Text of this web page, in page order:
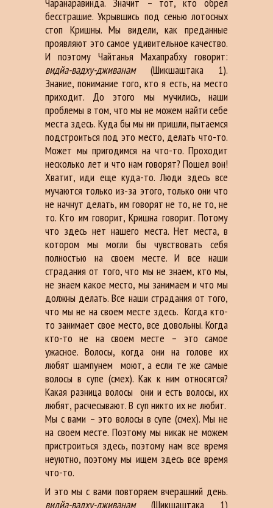
Чаранаравинда. Значит – тот, кто обрел
бесстрашие. Укрывшись под сенью лотосных
стоп Кришны. Мы видели, как преданные
проявляют это самое удивительное качество.
И поэтому Чайтанья Махапрабху говорит:
видйа-вадху-дживанам (Шикшаштака 1).
Знание, понимание того, кто я есть, на место
приходит. До этого мы мучились, наши
проблемы в том, что мы не можем найти себе
места здесь. Куда бы мы ни пришли, пытаемся
подстроиться под это место, делать что-то.
Может мы пригодимся на что-то. Проходит
несколько лет и что нам говорят? Пошел вон!
Хватит, иди еще куда-то. Люди здесь все
мучаются только из-за этого, только они что
не начнут делать, им говорят не то, не то, не
то. Кто им говорит, Кришна говорит. Потому
что здесь нет нашего места. Нет места, в
котором мы могли бы чувствовать себя
полностью на своем месте. И все наши
страдания от того, что мы не знаем, кто мы,
не знаем какое место, мы занимаем и что мы
должны делать. Все наши страдания от того,
что мы не на своем месте здесь. Когда кто-
то занимает свое место, все довольны. Когда
кто-то не на своем месте – это самое
ужасное. Волосы, когда они на голове их
любят шампунем моют, а если те же самые
волосы в супе (смех). Как к ним относятся?
Какая разница волосы они и есть волосы, их
любят, расчесывают. В суп никто их не любит.
Мы с вами – это волосы в супе (смех). Мы не
на своем месте. Поэтому мы никак не можем
пристроиться здесь, поэтому нам все время
неуютно, поэтому мы ищем здесь все время
что-то.
И это мы с вами повторяем вчерашний день.
видйа-вадху-дживанам (Шикшаштака 1)